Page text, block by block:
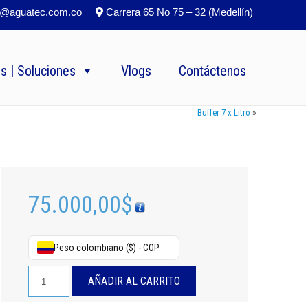
Carrera 65 No 75 – 32 (Medellín)
| Soluciones Vlogs Contáctenos
Buffer 7 x Litro »
75.000,00$
Peso colombiano ($) - COP
AÑADIR AL CARRITO